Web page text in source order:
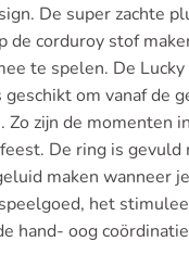
De super zachte
de corduroy stof
te spelen. De Lucky
om vanaf de
zijn de momenten
De ring is
maken wanneer
het
hand- oog